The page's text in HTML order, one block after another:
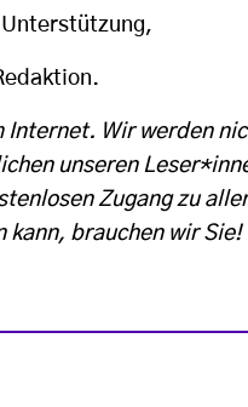
Internet. Wir werden
unseren
Zugang zu
kann, brauchen wir Sie!